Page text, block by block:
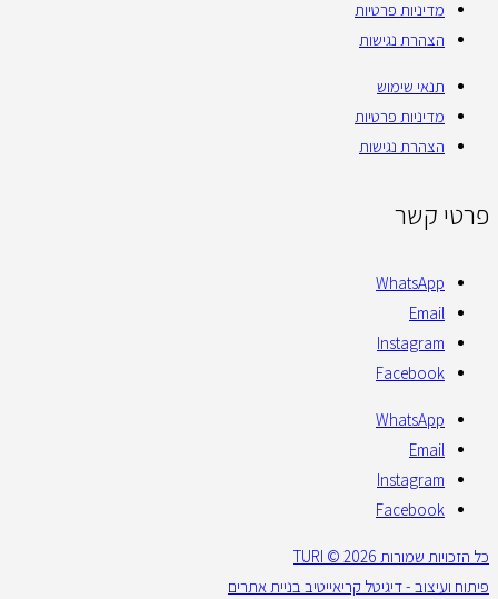
מדיניות פרטיות
הצהרת נגישות
תנאי שימוש
מדיניות פרטיות
הצהרת נגישות
פרטי קשר
WhatsApp
Email
Instagram
Facebook
WhatsApp
Email
Instagram
Facebook
כל הזכויות שמורות 2026 © TURI
פיתוח ועיצוב - דיגיטל קריאייטיב בניית אתרים